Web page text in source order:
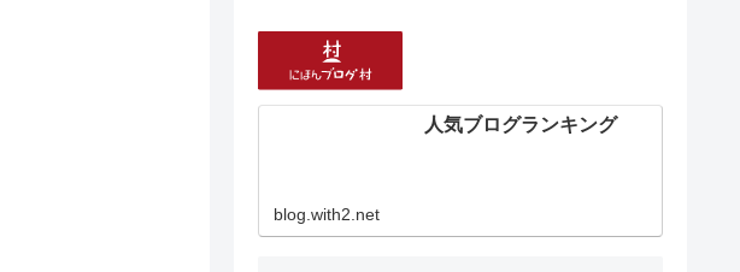
人気ブログランキング
blog.with2.net